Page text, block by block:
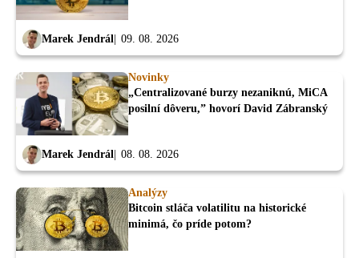
Marek Jendrál 09. 08. 2026
Novinky
„Centralizované burzy nezaniknú, MiCA
posilní dôveru,” hovorí David Zábranský
Marek Jendrál 08. 08. 2026
Analýzy
Bitcoin stláča volatilitu na historické
minimá, čo príde potom?